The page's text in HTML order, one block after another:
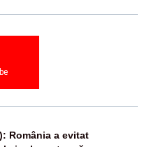
România a evitat